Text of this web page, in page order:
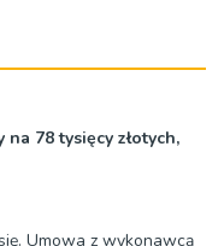
na 78 tysięcy złotych,
Umowa z wykonawcą